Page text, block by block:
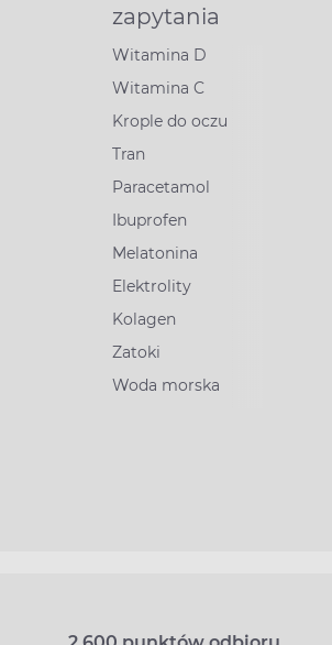
zapytania
Witamina D
Witamina C
Krople do oczu
Tran
Paracetamol
Ibuprofen
Melatonina
Elektrolity
Kolagen
Zatoki
Woda morska